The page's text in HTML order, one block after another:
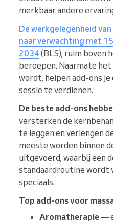
merkbaar andere
De werkgelegenheid
naar verwachting met
2034 (BLS), ruim boven
beroepen. Naarmate
wordt, helpen add-ons
sessie te verdienen.
De beste add-ons
versterken de
te leggen en verlengen
meeste worden binnen
uitgevoerd, waarbij een
standaardroutine wordt
speciaals.
Top add-ons voor
Aromatherapie—